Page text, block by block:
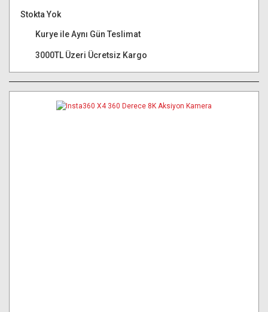
Stokta Yok
Kurye ile Aynı Gün Teslimat
3000TL Üzeri Ücretsiz Kargo